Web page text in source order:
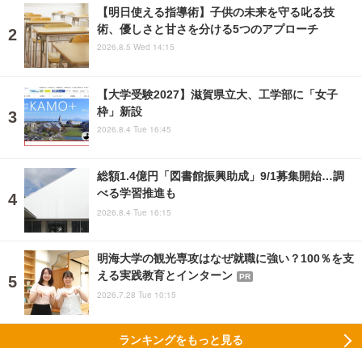
【明日使える指導術】子供の未来を守る叱る技
術、優しさと甘さを分ける5つのアプローチ
2026.8.5 Wed 14:15
【大学受験2027】滋賀県立大、工学部に「女子
枠」新設
2026.8.4 Tue 16:45
総額1.4億円「図書館振興助成」9/1募集開始…調
べる学習推進も
2026.8.4 Tue 16:15
明海大学の観光専攻はなぜ就職に強い？100％を支
える実践教育とインターン
PR
2026.7.28 Tue 10:15
ランキングをもっと見る